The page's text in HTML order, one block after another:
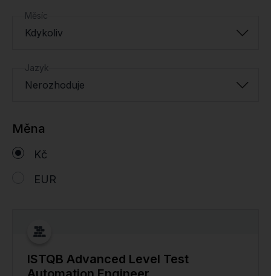
Měsíc
Kdykoliv
Jazyk
Nerozhoduje
Měna
Kč
EUR
ISTQB Advanced Level Test